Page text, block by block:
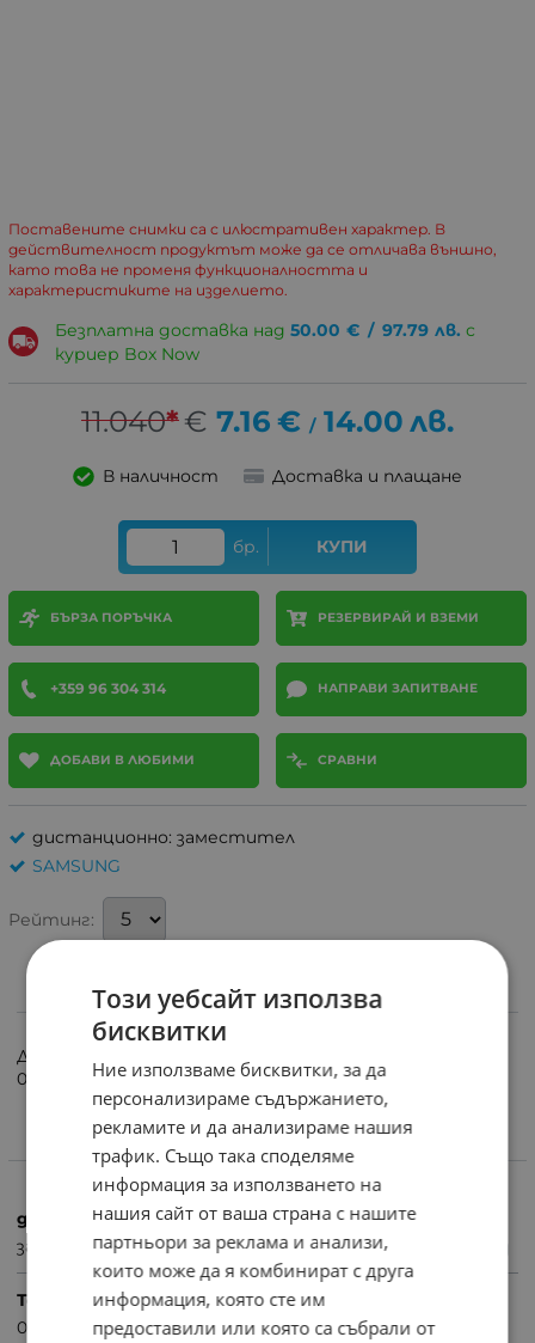
Поставените снимки са с илюстративен характер. В
действителност продуктът може да се отличава външно,
като това не променя функционалността и
характеристиките на изделието.
Безплатна доставка над 50.00 € / 97.79 лв. с
куриер Box Now
11.040*€ 7.16 € / 14.00 лв.
В наличност Доставка и плащане
бр. КУПИ
БЪРЗА ПОРЪЧКА РЕЗЕРВИРАЙ И ВЗЕМИ
+359 96 304 314 НАПРАВИ ЗАПИТВАНЕ
ДОБАВИ В ЛЮБИМИ СРАВНИ
дистанционно: заместител
SAMSUNG
Рейтинг:
ИНФОРМАЦИЯ
ДИСТАНЦИОННО RC SAMSUNG AA59-00242A; MF59-
00242A
ХАРАКТЕРИСТИКИ
дистанционно
заместител
Тегло (кг.)
0.10
Този уебсайт използва
бисквитки
Ние използваме бисквитки, за да
персонализираме съдържанието,
рекламите и да анализираме нашия
трафик. Също така споделяме
информация за използването на
нашия сайт от ваша страна с нашите
партньори за реклама и анализи,
които може да я комбинират с друга
информация, която сте им
предоставили или която са събрали от